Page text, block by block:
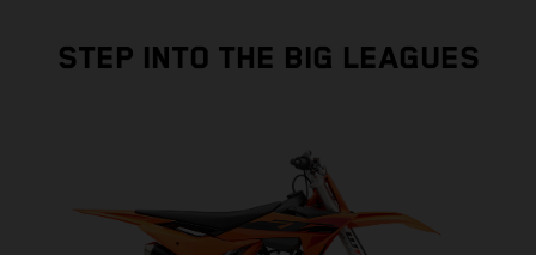
STEP INTO THE BIG LEAGUES